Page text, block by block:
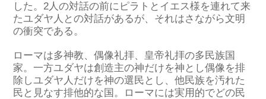
した。2人の対話の前にピラトとイエス様を連れて来
たユダヤ人との対話があるが、それはさながら文明
の衝突である。
ローマは多神教、偶像礼拝、皇帝礼拝の多民族国
家。一方ユダヤは創造主の神だけを神とし偶像を排
除しユダヤ人だけを神の選民とし、他民族を汚れた
民と見なす排他的な国。ローマには実用的でどの民